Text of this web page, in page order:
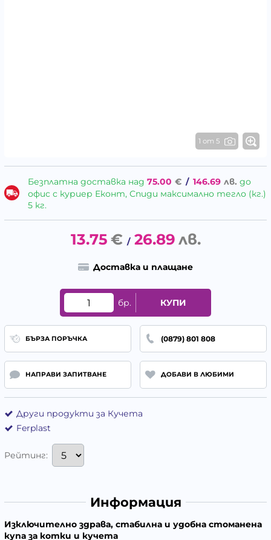
1 от 5
Безплатна доставка над 75.00 € / 146.69 лв. до
офис с куриер Еконт, Спиди максимално тегло (кг.)
5 кг.
13.75 € / 26.89 лв.
Доставка и плащане
бр. КУПИ
БЪРЗА ПОРЪЧКА (0879) 801 808
НАПРАВИ ЗАПИТВАНЕ ДОБАВИ В ЛЮБИМИ
Други продукти за Кучета
Ferplast
Рейтинг:
Информация
Изключително здрава, стабилна и удобна стоманена
купа за котки и кучета